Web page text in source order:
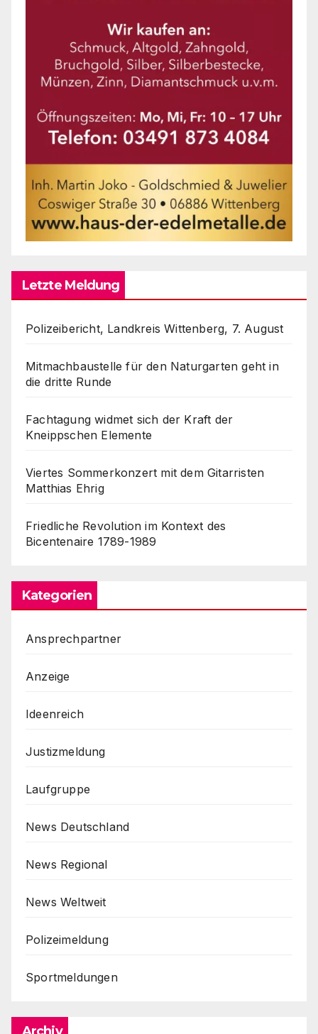
Letzte Meldung
Polizeibericht, Landkreis Wittenberg, 7. August
Mitmachbaustelle für den Naturgarten geht in
die dritte Runde
Fachtagung widmet sich der Kraft der
Kneippschen Elemente
Viertes Sommerkonzert mit dem Gitarristen
Matthias Ehrig
Friedliche Revolution im Kontext des
Bicentenaire 1789-1989
Kategorien
Ansprechpartner
Anzeige
Ideenreich
Justizmeldung
Laufgruppe
News Deutschland
News Regional
News Weltweit
Polizeimeldung
Sportmeldungen